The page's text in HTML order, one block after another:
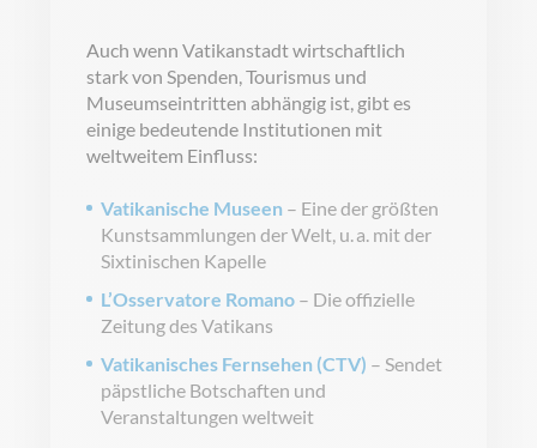
Auch wenn Vatikanstadt wirtschaftlich
stark von Spenden, Tourismus und
Museumseintritten abhängig ist, gibt es
einige bedeutende Institutionen mit
weltweitem Einfluss:
Vatikanische Museen – Eine der größten
Kunstsammlungen der Welt, u. a. mit der
Sixtinischen Kapelle
L’Osservatore Romano – Die offizielle
Zeitung des Vatikans
Vatikanisches Fernsehen (CTV) – Sendet
päpstliche Botschaften und
Veranstaltungen weltweit